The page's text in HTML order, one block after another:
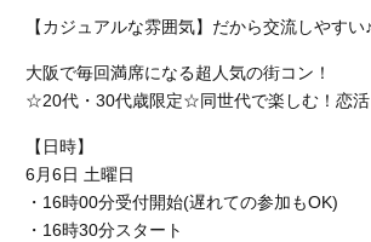
【カジュアルな雰囲気】だから交流しやすい♪
大阪で毎回満席になる超人気の街コン！
☆20代・30代歳限定☆同世代で楽しむ！恋
【日時】
6月6日 土曜日
・16時00分受付開始(遅れての参加もOK)
・16時30分スタート